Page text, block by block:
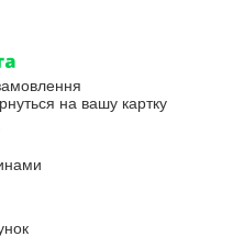
на вашу картку